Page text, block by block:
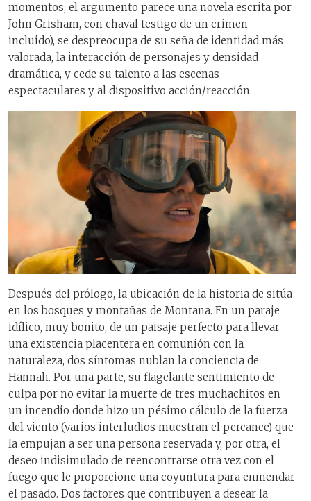
momentos, el argumento parece una novela escrita por
John Grisham, con chaval testigo de un crimen
incluido), se despreocupa de su seña de identidad más
valorada, la interacción de personajes y densidad
dramática, y cede su talento a las escenas
espectaculares y al dispositivo acción/reacción.
Después del prólogo, la ubicación de la historia de sitúa
en los bosques y montañas de Montana. En un paraje
idílico, muy bonito, de un paisaje perfecto para llevar
una existencia placentera en comunión con la
naturaleza, dos síntomas nublan la conciencia de
Hannah. Por una parte, su flagelante sentimiento de
culpa por no evitar la muerte de tres muchachitos en
un incendio donde hizo un pésimo cálculo de la fuerza
del viento (varios interludios muestran el percance) que
la empujan a ser una persona reservada y, por otra, el
deseo indisimulado de reencontrarse otra vez con el
fuego que le proporcione una coyuntura para enmendar
el pasado. Dos factores que contribuyen a desear la